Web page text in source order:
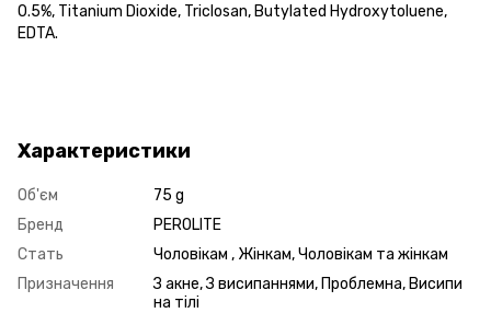
0.5%, Titanium Dioxide, Triclosan, Butylated Hydroxytoluene,
EDTA.
Характеристики
Об'єм
75 g
Бренд
PEROLITE
Стать
Чоловікам , Жінкам, Чоловікам та жінкам
Призначення
З акне, З висипаннями, Проблемна, Висипи
на тілі